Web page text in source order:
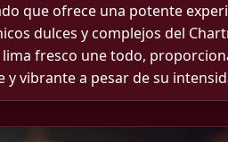
que ofrece una potente
dulces y complejos del
fresco une todo,
vibrante a pesar de su